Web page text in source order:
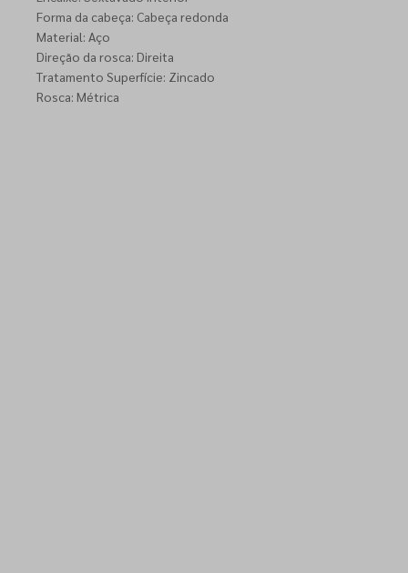
Forma da cabeça: Cabeça redonda
Material: Aço
Direção da rosca: Direita
Tratamento Superfície: Zincado
Rosca: Métrica